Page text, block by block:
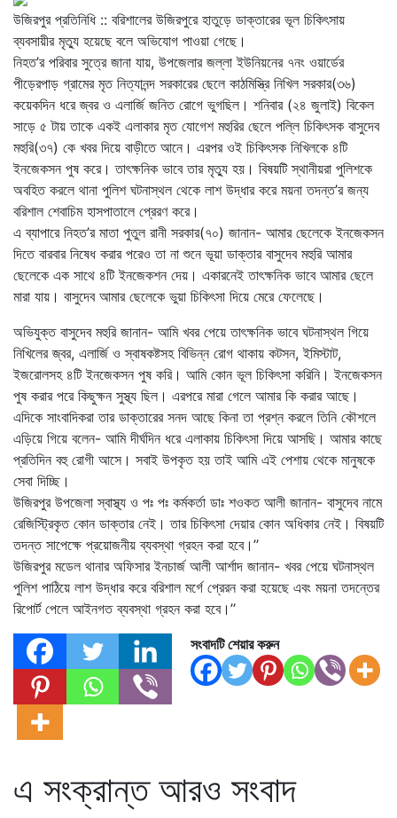
উজিরপুর প্রতিনিধি :: বরিশালের উজিরপুরে হাতুড়ে ডাক্তারের ভূল চিকিৎসায়
ব্যবসায়ীর মৃত্যু হয়েছে বলে অভিযোগ পাওয়া গেছে।
নিহত’র পরিবার সুত্রে জানা যায়, উপজেলার জল্লা ইউনিয়নের ৭নং ওয়ার্ডের
পীড়েরপাড় গ্রামের মৃত নিত্যানন্দ সরকারের ছেলে কাঠমিস্ত্রি নিখিল সরকার(৩৬)
কয়েকদিন ধরে জ্বর ও এলার্জি জনিত রোগে ভুগছিল। শনিবার (২৪ জুলাই) বিকেল
সাড়ে ৫ টায় তাকে একই এলাকার মৃত যোগেশ মহুরির ছেলে পল্লি চিকিৎসক বাসুদেব
মহুরি(৩৭) কে খবর দিয়ে বাড়ীতে আনে। এরপর ওই চিকিৎসক নিখিলকে ৪টি
ইনজেকসন পুষ করে। তাৎক্ষনিক ভাবে তার মৃত্যু হয়। বিষয়টি স্থানীয়রা পুলিশকে
অবহিত করলে থানা পুলিশ ঘটনাস্থল থেকে লাশ উদ্ধার করে ময়না তদন্ত’র জন্য
বরিশাল শেবাচিম হাসপাতালে প্রেরণ করে।
এ ব্যাপারে নিহত’র মাতা পুতুল রানী সরকার(৭০) জানান- আমার ছেলেকে ইনজেকসন
দিতে বারবার নিষেধ করার পরেও তা না শুনে ভূয়া ডাক্তার বাসুদেব মহুরি আমার
ছেলেকে এক সাথে ৪টি ইনজেকশন দেয়। একারনেই তাৎক্ষনিক ভাবে আমার ছেলে
মারা যায়। বাসুদেব আমার ছেলেকে ভুয়া চিকিৎসা দিয়ে মেরে ফেলেছে।
অভিযুক্ত বাসুদেব মহুরি জানান- আমি খবর পেয়ে তাৎক্ষনিক ভাবে ঘটনাস্থল গিয়ে
নিখিলের জ্বর, এলার্জি ও স্বাষকষ্টসহ বিভিন্ন রোগ থাকায় কটসন, ইমিস্টাট,
ইজরোলসহ ৪টি ইনজেকসন পুষ করি। আমি কোন ভূল চিকিৎসা করিনি। ইনজেকসন
পুষ করার পরে কিছুক্ষন সুস্থ্য ছিল। এরপরে মারা গেলে আমার কি করার আছে।
এদিকে সাংবাদিকরা তার ডাক্তারের সনদ আছে কিনা তা প্রশ্ন করলে তিনি কৌশলে
এড়িয়ে গিয়ে বলেন- আমি দীর্ঘদিন ধরে এলাকায় চিকিৎসা দিয়ে আসছি। আমার কাছে
প্রতিদিন বহু রোগী আসে। সবাই উপকৃত হয় তাই আমি এই পেশায় থেকে মানুষকে
সেবা দিচ্ছি।
উজিরপুর উপজেলা স্বাস্থ্য ও পঃ পঃ কর্মকর্তা ডাঃ শওকত আলী জানান- বাসুদেব নামে
রেজিস্ট্রিকৃত কোন ডাক্তার নেই। তার চিকিৎসা দেয়ার কোন অধিকার নেই। বিষয়টি
তদন্ত সাপেক্ষে প্রয়োজনীয় ব্যবস্থা গ্রহন করা হবে।’’
উজিরপুর মডেল থানার অফিসার ইনচার্জ আলী আর্শাদ জানান- খবর পেয়ে ঘটনাস্থল
পুলিশ পাঠিয়ে লাশ উদ্ধার করে বরিশাল মর্গে প্রেরন করা হয়েছে এবং ময়না তদন্তের
রিপোর্ট পেলে আইনগত ব্যবস্থা গ্রহন করা হবে।’’
সংবাদটি শেয়ার করুন
এ সংক্রান্ত আরও সংবাদ